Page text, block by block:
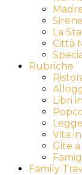
La
Città
Rubriche
Libri
Vita
Gite
Family